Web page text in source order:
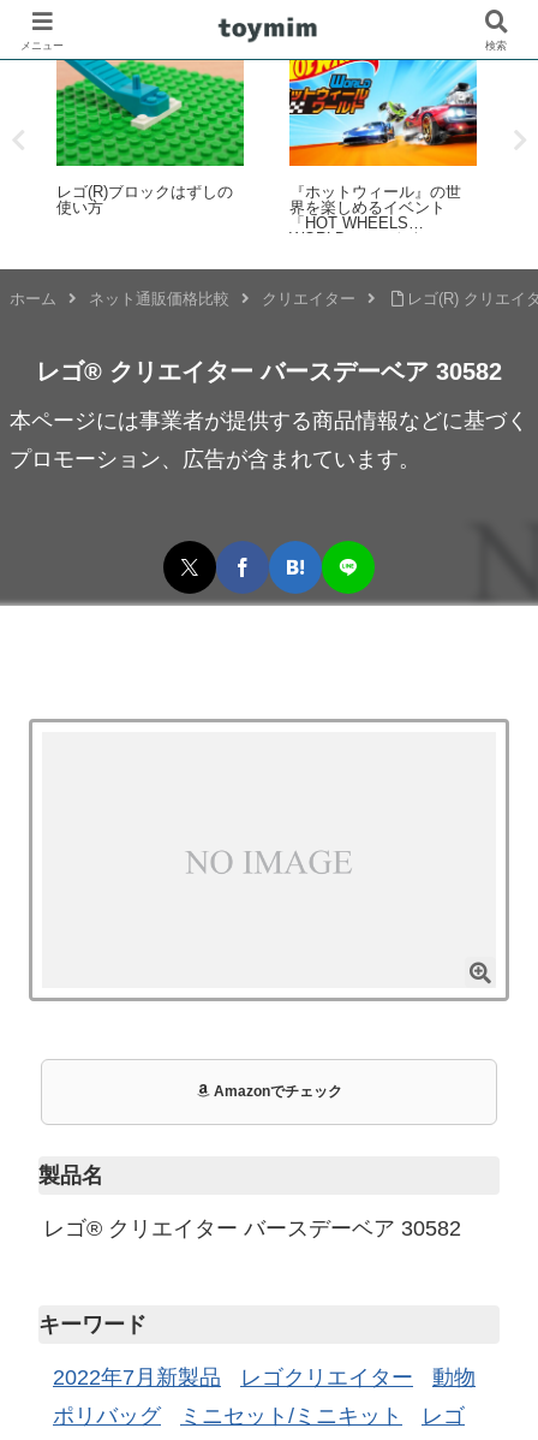
レゴ(R)ブロックはずしの
使い方
『ホットウィール』の世
界を楽しめるイベント
「HOT WHEELS
WORLD（ホットウィール
定！2026年7月15日～20日
ホーム ネット通販価格比較 クリエイター レゴ(R) クリエイ
レゴ® クリエイター バースデーベア 30582
本ページには事業者が提供する商品情報などに基づく
プロモーション、広告が含まれています。
Amazonでチェック
製品名
レゴ® クリエイター バースデーベア 30582
キーワード
2022年7月新製品 レゴクリエイター
動物
ポリバッグ
ミニセット/ミニキット
レゴ
メニュー 検索